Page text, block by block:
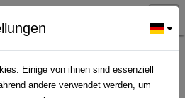
Einige von ihnen sind essenziell
andere verwendet werden, um